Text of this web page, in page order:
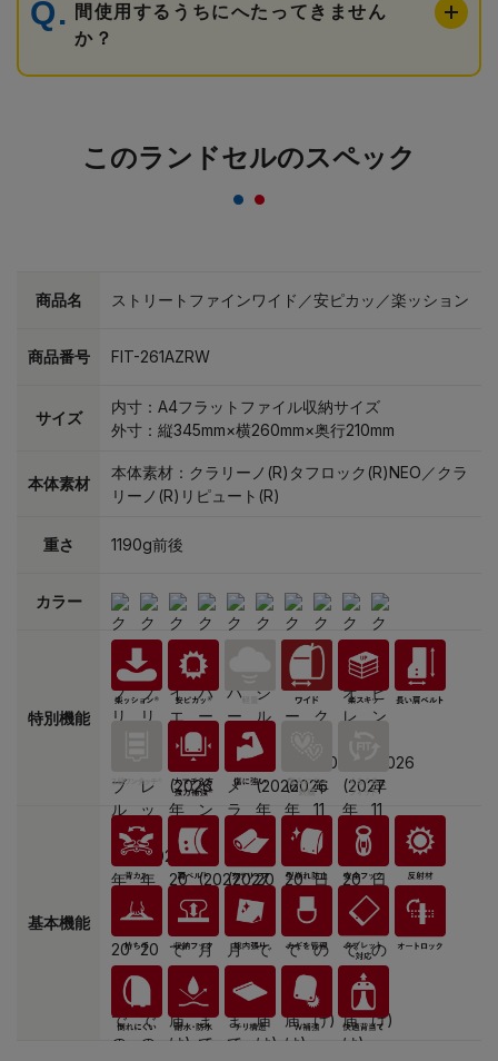
間使用するうちにへたってきません
か？
このランドセルのスペック
商品名 ストリートファインワイド／安ピカッ／楽ッション
商品番号 FIT-261AZRW
サイズ
内寸：A4フラットファイル収納サイズ
外寸：縦345mm×横260mm×奥行210mm
本体素材
本体素材：クラリーノ(R)タフロック(R)NEO／クラ
リーノ(R)リピュート(R)
重さ 1190g前後
カラー
特別機能
基本機能